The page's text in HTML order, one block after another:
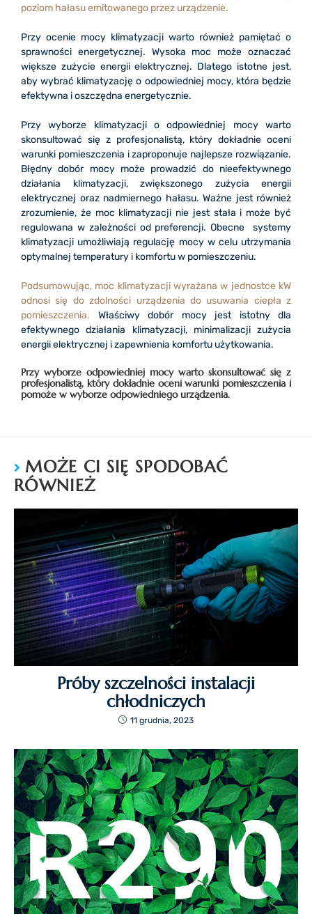
poziom hałasu emitowanego przez urządzenie.
Przy ocenie mocy klimatyzacji warto również pamiętać o
sprawności energetycznej. Wysoka moc może oznaczać
większe zużycie energii elektrycznej. Dlatego istotne jest,
aby wybrać klimatyzację o odpowiedniej mocy, która będzie
efektywna i oszczędna energetycznie.
Przy wyborze klimatyzacji o odpowiedniej mocy warto
skonsultować się z profesjonalistą, który dokładnie oceni
warunki pomieszczenia i zaproponuje najlepsze rozwiązanie.
Błędny dobór mocy może prowadzić do nieefektywnego
działania klimatyzacji, zwiększonego zużycia energii
elektrycznej oraz nadmiernego hałasu. Ważne jest również
zrozumienie, że moc klimatyzacji nie jest stała i może być
regulowana w zależności od preferencji. Obecne systemy
klimatyzacji umożliwiają regulację mocy w celu utrzymania
optymalnej temperatury i komfortu w pomieszczeniu.
Podsumowując, moc klimatyzacji wyrażana w jednostce kW
odnosi się do zdolności urządzenia do usuwania ciepła z
pomieszczenia. Właściwy dobór mocy jest istotny dla
efektywnego działania klimatyzacji, minimalizacji zużycia
energii elektrycznej i zapewnienia komfortu użytkowania.
Przy wyborze odpowiedniej mocy warto skonsultować się z
profesjonalistą, który dokładnie oceni warunki pomieszczenia i
pomoże w wyborze odpowiedniego urządzenia.
MOŻE CI SIĘ SPODOBAĆ
RÓWNIEŻ
Próby szczelności instalacji
chłodniczych
11 grudnia, 2023